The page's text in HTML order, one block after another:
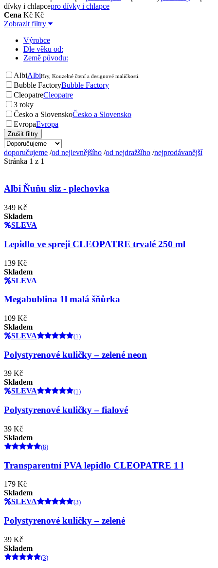
dívky i chlapcepro dívky i chlapce
Cena Kč Kč
Zobrazit filtry
Výrobce
Dle věku od:
Země původu:
AlbiAlbiHry, Kouzelné čtení a designové maličkosti.
Bubble FactoryBubble Factory
CleopatreCleopatre
3 roky
Česko a SlovenskoČesko a Slovensko
EvropaEvropa
Zrušit filtry
doporučujeme /od nejlevnějšího /od nejdražšího /nejprodávanější
Stránka 1 z 1
Albi Ňuňu sliz - plechovka
349 Kč
Skladem
SLEVA
Lepidlo ve spreji CLEOPATRE trvalé 250 ml
139 Kč
Skladem
SLEVA
Megabublina 1l malá šňůrka
109 Kč
Skladem
SLEVA
(1)
Polystyrenové kuličky – zelené neon
39 Kč
Skladem
SLEVA
(1)
Polystyrenové kuličky – fialové
39 Kč
Skladem
(8)
Transparentní PVA lepidlo CLEOPATRE 1 l
179 Kč
Skladem
SLEVA
(3)
Polystyrenové kuličky – zelené
39 Kč
Skladem
(3)